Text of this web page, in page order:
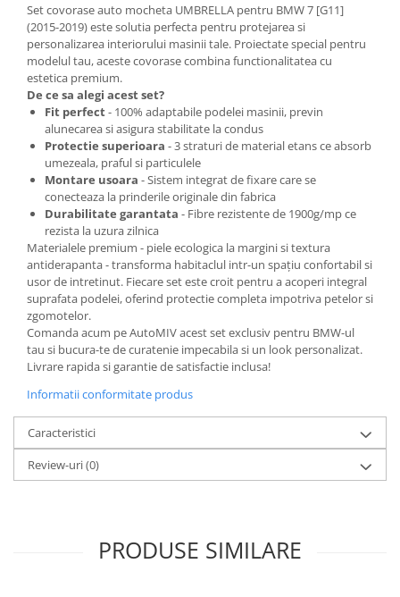
Curatare si Detailing Exterior
Articole Auto Sezoniere
Produse de Iarna
Cabluri Pornire
Produse de Vara
Blog
Set covorase auto mocheta UMBRELLA pentru BMW 7 [G11]
(2015-2019) este solutia perfecta pentru protejarea si
personalizarea interiorului masinii tale. Proiectate special pentru
modelul tau, aceste covorase combina functionalitatea cu
estetica premium.
De ce sa alegi acest set?
Fit perfect- 100% adaptabile podelei masinii, previn
alunecarea si asigura stabilitate la condus
Protectie superioara - 3 straturi de material etans ce absorb
umezeala, praful si particulele
Montare usoara - Sistem integrat de fixare care se
conecteaza la prinderile originale din fabrica
Durabilitate garantata - Fibre rezistente de 1900g/mp ce
rezista la uzura zilnica
Materialele premium - piele ecologica la margini si textura
antiderapanta - transforma habitaclul intr-un spațiu confortabil si
usor de intretinut. Fiecare set este croit pentru a acoperi integral
suprafata podelei, oferind protectie completa impotriva petelor si
zgomotelor.
Comanda acum pe AutoMIV acest set exclusiv pentru BMW-ul
tau si bucura-te de curatenie impecabila si un look personalizat.
Livrare rapida si garantie de satisfactie inclusa!
Informatii conformitate produs
Caracteristici
Review-uri(0)
PRODUSE SIMILARE